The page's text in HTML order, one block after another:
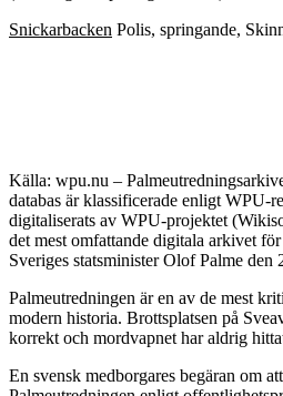
Snickarbacken Polis, springande,
Källa: wpu.nu –
databas är klassificerade enligt WPU-
digitaliserats av WPU-projektet
det mest omfattande digitala arkivet
Sveriges statsminister Olof Palme den
Palmeutredningen är en av de mest
modern historia. Brottsplatsen på
korrekt och mordvapnet har aldrig
En svensk medborgares begäran om